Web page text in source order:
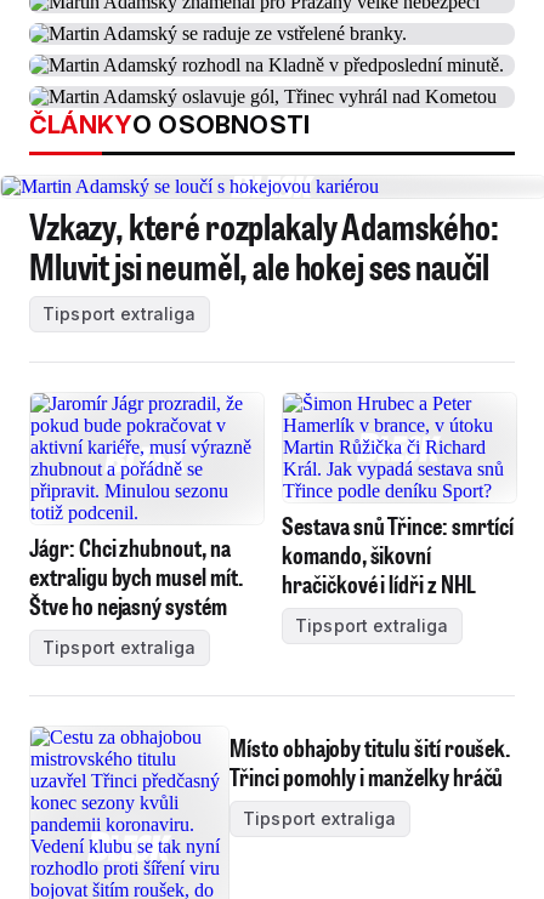
ČLÁNKYO OSOBNOSTI
Vzkazy, které rozplakaly Adamského:
Mluvit jsi neuměl, ale hokej ses naučil
Tipsport extraliga
Jágr: Chci zhubnout, na
extraligu bych musel mít.
Štve ho nejasný systém
Tipsport extraliga
Sestava snů Třince: smrtící
komando, šikovní
hračičkové i lídři z NHL
Tipsport extraliga
Místo obhajoby titulu šití roušek.
Třinci pomohly i manželky hráčů
Tipsport extraliga